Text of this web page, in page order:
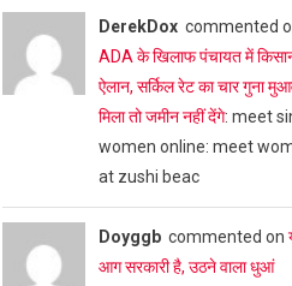
DerekDoxcommented
ADA के खिलाफ पंचायत में
ऐलान, सर्किल रेट का चार गुना
मिला तो जमीन नहीं देंगे: meet
women online: meet
at zushi beac
Doyggbcommented on
आग सरकारी है, उठने वाला धुआं